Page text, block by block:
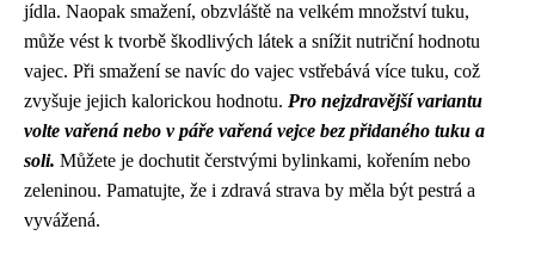
jídla. Naopak smažení, obzvláště na velkém množství tuku,
může vést k tvorbě škodlivých látek a snížit nutriční hodnotu
vajec. Při smažení se navíc do vajec vstřebává více tuku, což
zvyšuje jejich kalorickou hodnotu. Pro nejzdravější variantu
volte vařená nebo v páře vařená vejce bez přidaného tuku a
soli. Můžete je dochutit čerstvými bylinkami, kořením nebo
zeleninou. Pamatujte, že i zdravá strava by měla být pestrá a
vyvážená.